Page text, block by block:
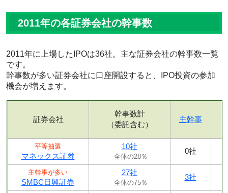
2011年の各証券会社の幹事数
2011年に上場したIPOは36社。主な証券会社の幹事数一覧
です。
幹事数が多い証券会社に口座開設すると、IPO投資の参加
機会が増えます。
証券会社
幹事数計
（委託含む）
主幹事
平等抽選
マネックス証券
10社
全体の28％
0社
主幹事が多い
SMBC日興証券
27社
全体の75％
3社